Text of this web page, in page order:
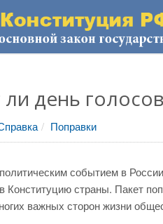
ли день
Поправки
событием в
в Конституцию страны. Пакет
важных сторон жизни